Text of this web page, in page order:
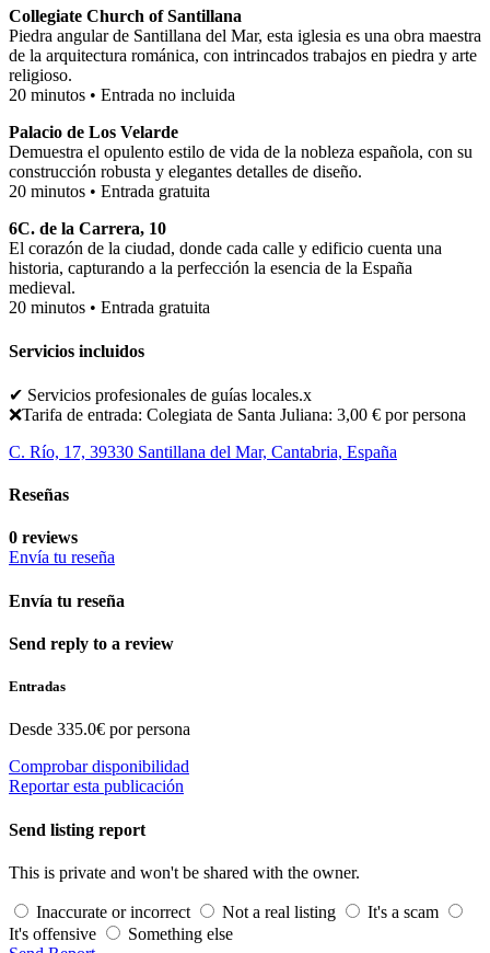
Collegiate Church of Santillana
Piedra angular de Santillana del Mar, esta iglesia es una obra maestra
de la arquitectura románica, con intrincados trabajos en piedra y arte
religioso.
20 minutos • Entrada no incluida
Palacio de Los Velarde
Demuestra el opulento estilo de vida de la nobleza española, con su
construcción robusta y elegantes detalles de diseño.
20 minutos • Entrada gratuita
6C. de la Carrera, 10
El corazón de la ciudad, donde cada calle y edificio cuenta una
historia, capturando a la perfección la esencia de la España
medieval.
20 minutos • Entrada gratuita
Servicios incluidos
✔ Servicios profesionales de guías locales.x
❌Tarifa de entrada: Colegiata de Santa Juliana: 3,00 € por persona
C. Río, 17, 39330 Santillana del Mar, Cantabria, España
Reseñas
0 reviews
Envía tu reseña
Envía tu reseña
Send reply to a review
Entradas
Desde 335.0€ por persona
Comprobar disponibilidad
Reportar esta publicación
Send listing report
This is private and won't be shared with the owner.
Inaccurate or incorrect Not a real listing
It's a scam
It's offensive
Something else